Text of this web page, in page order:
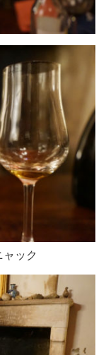
ック